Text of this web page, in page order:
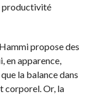
productivité
propose des
en apparence,
la balance dans
corporel. Or, la